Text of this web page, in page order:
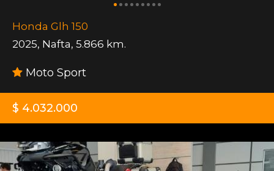
Honda Glh 150
2025, Nafta, 5.866 km.
Moto Sport
$ 4.032.000